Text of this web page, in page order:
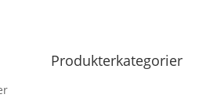
Produkterkategorier